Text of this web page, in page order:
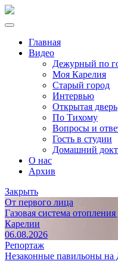
Главная
Видео
Дежурный по
Моя Карелия
Старый город
Интервью
Открытая дверь
По Тихому
Вопросы и
Гость в студии
Домашний
О нас
Архив
Закрыть
От первого лица
Газовая система
Карелии
06.08.2026
Репортаж
Незаконные павильоны на